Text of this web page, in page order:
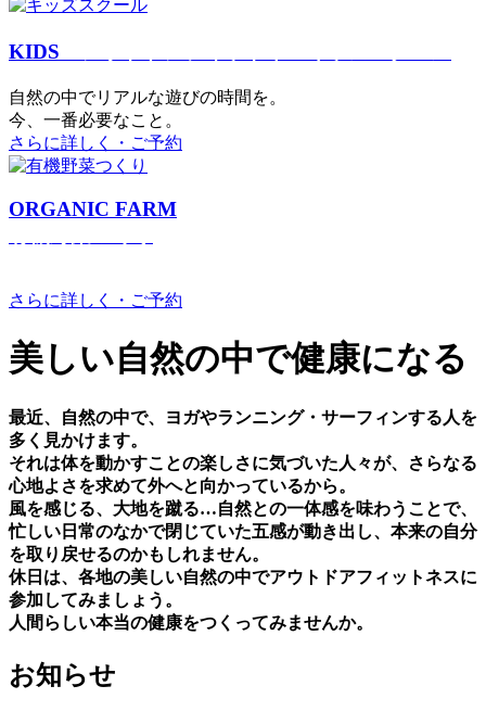
KIDS
⾃然の中でリアルな遊びの時間を。
今、⼀番必要なこと。
さらに詳しく・ご予約
ORGANIC FARM
さらに詳しく・ご予約
美しい⾃然の中で健康になる
最近、⾃然の中で、ヨガやランニング・サーフィンする⼈を
多く⾒かけます。
それは体を動かすことの楽しさに気づいた⼈々が、さらなる
⼼地よさを求めて外へと向かっているから。
⾵を感じる、⼤地を蹴る…⾃然との⼀体感を味わうことで、
忙しい⽇常のなかで閉じていた五感が動き出し、本来の⾃分
を取り戻せるのかもしれません。
休⽇は、各地の美しい⾃然の中でアウトドアフィットネスに
参加してみましょう。
⼈間らしい本当の健康をつくってみませんか。
お知らせ